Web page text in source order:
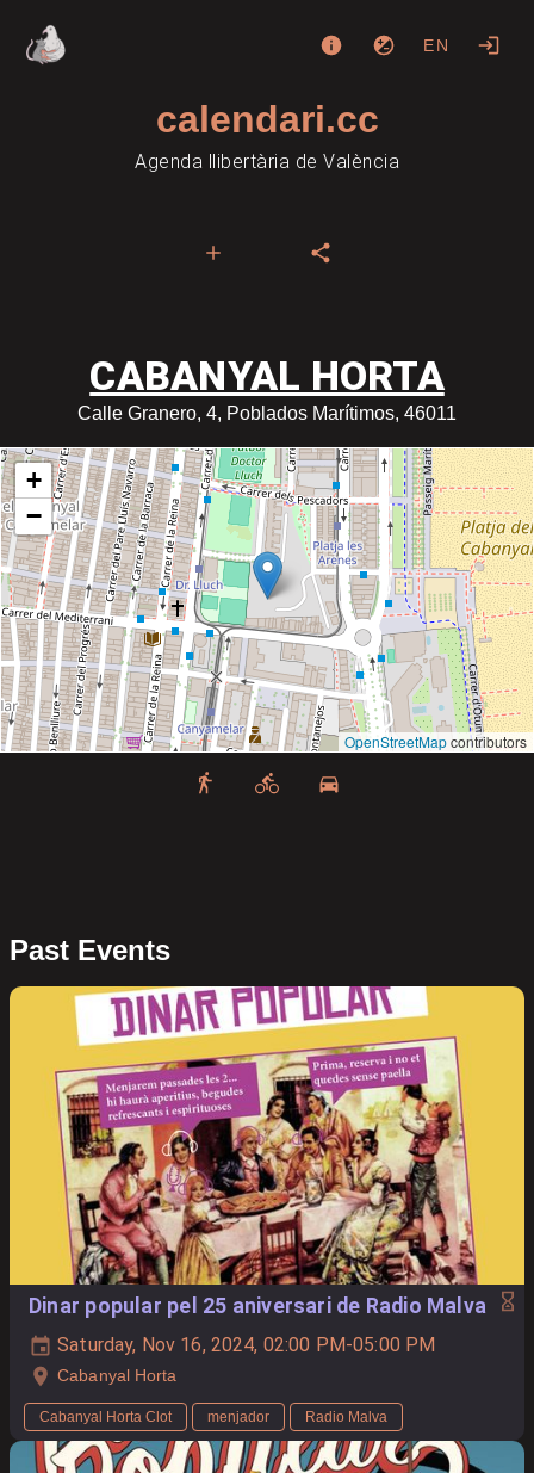
EN
calendari.cc
Agenda llibertària de València
CABANYAL HORTA
Calle Granero, 4, Poblados Marítimos, 46011
+
−
OpenStreetMapcontributors
Past Events
Dinar popular pel 25 aniversari de Radio Malva
Saturday, Nov 16, 2024, 02:00 PM-05:00 PM
Cabanyal Horta
Cabanyal Horta Clot menjador Radio Malva